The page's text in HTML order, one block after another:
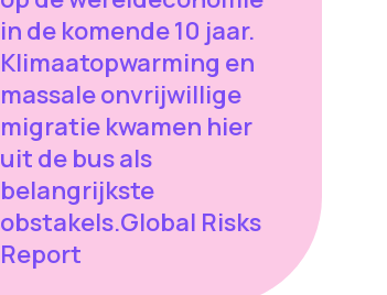
in de komende 10 jaar.
Klimaatopwarming en
massale onvrijwillige
migratie kwamen hier
uit de bus als
belangrijkste
obstakels.Global Risks
Report